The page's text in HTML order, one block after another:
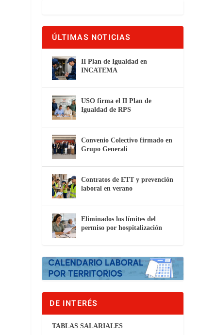
ÚLTIMAS NOTICIAS
II Plan de Igualdad en
INCATEMA
USO firma el II Plan de
Igualdad de RPS
Convenio Colectivo firmado en
Grupo Generali
Contratos de ETT y prevención
laboral en verano
Eliminados los límites del
permiso por hospitalización
DE INTERÉS
TABLAS SALARIALES